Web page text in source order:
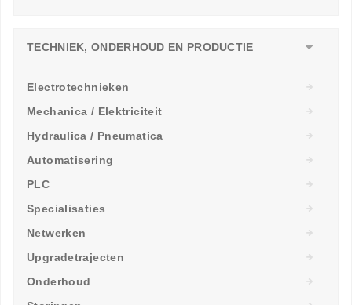
TECHNIEK, ONDERHOUD EN PRODUCTIE
Electrotechnieken
Mechanica / Elektriciteit
Hydraulica / Pneumatica
Automatisering
PLC
Specialisaties
Netwerken
Upgradetrajecten
Onderhoud